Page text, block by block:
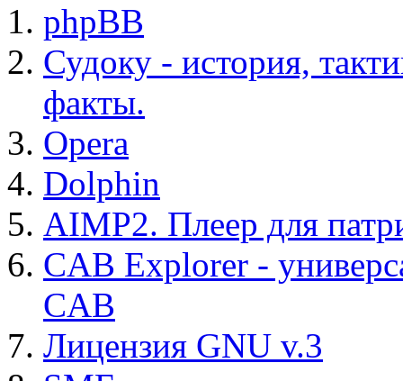
phpBB
Судоку - история,
факты.
Opera
Dolphin
AIMP2. Плеер для
CAB Explorer -
CAB
Лицензия GNU v.3